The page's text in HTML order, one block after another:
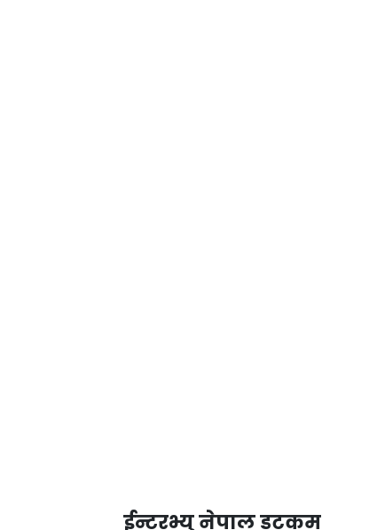
ईन्टरभ्यु नेपाल डटकम